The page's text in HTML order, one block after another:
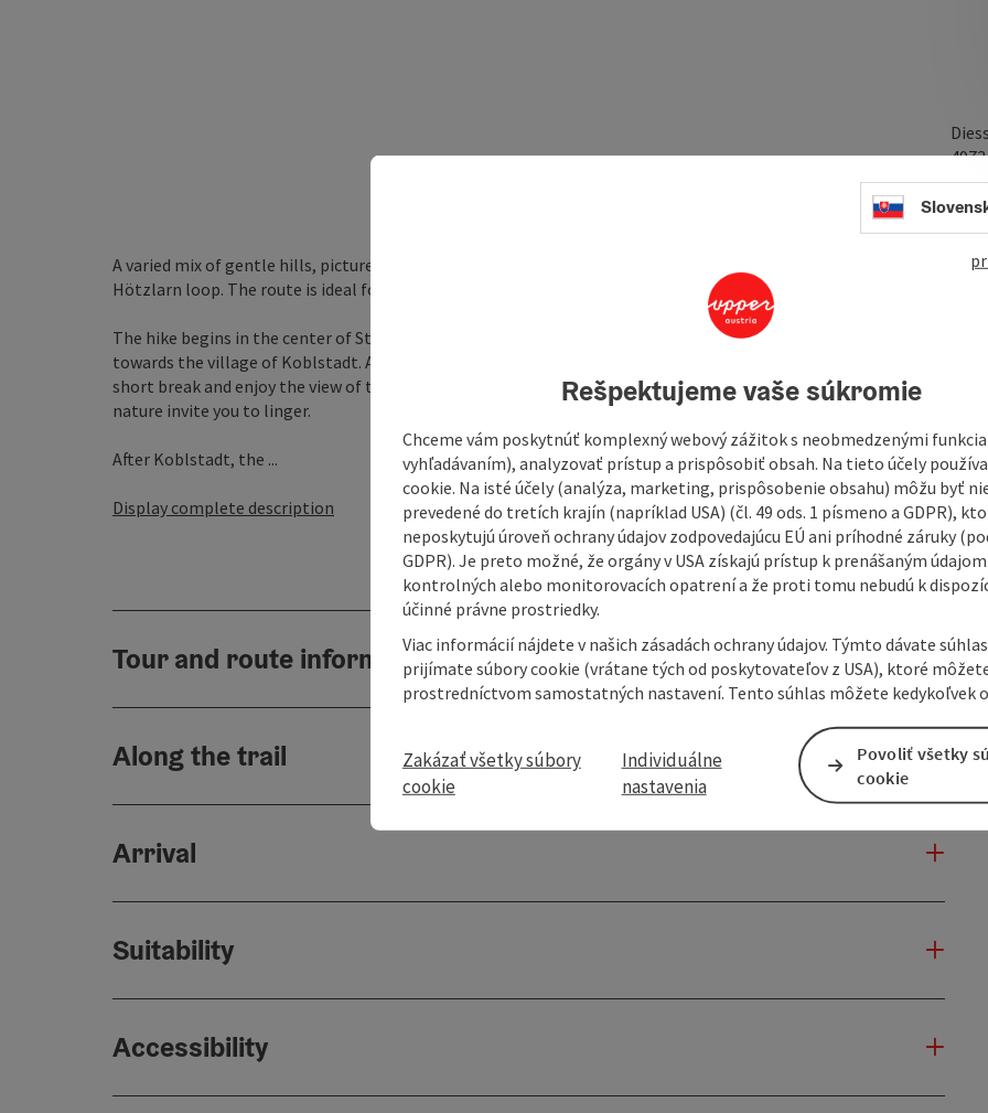
4973
A varied mix of gentle hills, picturesque forest passages and wide meadows awaits you on the Koblstadt-
Hötzlarn loop. The route is ideal for hikers who want to enjoy nature and be active at the same time.
The hike begins in the center of St. Martin im Innkreis. From here, the trail initially leads slightly uphill
towards the village of Koblstadt. After a short but steep ascent, you reach Koblstadt. Here you can take a
short break and enjoy the view of the surrounding fields and forests. The fresh air and the tranquillity of
nature invite you to linger.
After Koblstadt, the ...
Display complete description
Tour and route information
Along the trail
Arrival
Suitability
Accessibility
Rešpektujeme vaše súkromie
Chceme vám poskytnúť komplexný webový zážitok s neobmedzenými
vyhľadávaním), analyzovať prístup a prispôsobiť obsah. Na tieto účely
cookie. Na isté účely (analýza, marketing, prispôsobenie obsahu) môžu byť
prevedené do tretích krajín (napríklad USA) (čl. 49 ods. 1 písmeno a GDPR),
neposkytujú úroveň ochrany údajov zodpovedajúcu EÚ ani príhodné záruky
GDPR). Je preto možné, že orgány v USA získajú prístup k prenášaným
kontrolných alebo monitorovacích opatrení a že proti tomu nebudú k
účinné právne prostriedky.
Viac informácií nájdete v našich zásadách ochrany údajov. Týmto dávate
prijímate súbory cookie (vrátane tých od poskytovateľov z USA), ktoré
prostredníctvom samostatných nastavení. Tento súhlas môžete kedykoľvek
Zakázať všetky súbory
cookie
Individuálne
nastavenia
Povoliť všetky
cookie